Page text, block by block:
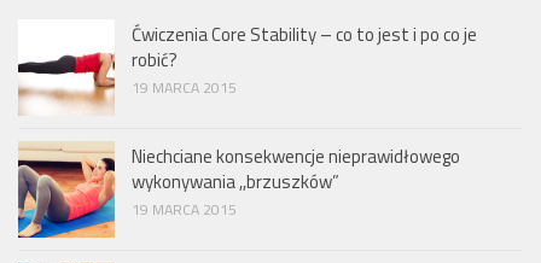
Ćwiczenia Core Stability – co to jest i po co je
robić?
19 MARCA 2015
Niechciane konsekwencje nieprawidłowego
wykonywania ,,brzuszków”
19 MARCA 2015